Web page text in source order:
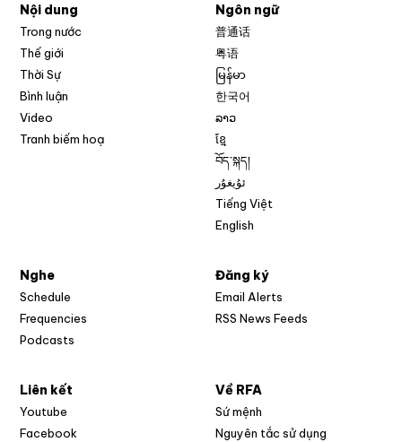
Nội dung
Trong nước
Thế giới
Thời Sự
Bình luận
Video
Tranh biếm hoạ
Ngôn ngữ
普通话
粤语
မြန်မာ
한국어
ລາວ
ខ្មែ
བོད་སྐད།
ئۇيغۇر
Tiếng Việt
English
Nghe
Schedule
Frequencies
Podcasts
Đăng ký
Email Alerts
RSS News Feeds
Liên kết
Youtube
Facebook
Về RFA
Sứ mệnh
Nguyên tắc sử dụng